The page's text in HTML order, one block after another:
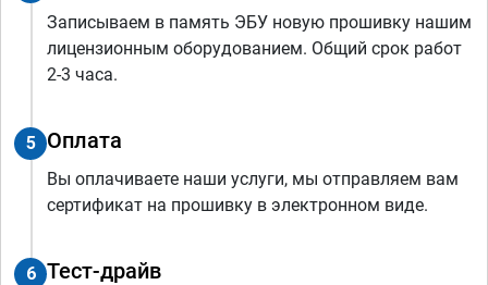
Записываем в память ЭБУ новую прошивку нашим
лицензионным оборудованием. Общий срок работ
2-3 часа.
5 Оплата
Вы оплачиваете наши услуги, мы отправляем вам
сертификат на прошивку в электронном виде.
6 Тест-драйв